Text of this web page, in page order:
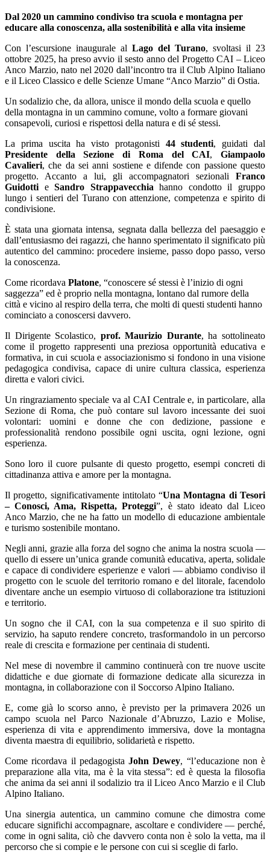
Dal 2020 un cammino condiviso tra scuola e montagna per
educare alla conoscenza, alla sostenibilità e alla vita insieme
Con l’escursione inaugurale al Lago del Turano, svoltasi il 23
ottobre 2025, ha preso avvio il sesto anno del Progetto CAI – Liceo
Anco Marzio, nato nel 2020 dall’incontro tra il Club Alpino Italiano
e il Liceo Classico e delle Scienze Umane “Anco Marzio” di Ostia.
Un sodalizio che, da allora, unisce il mondo della scuola e quello
della montagna in un cammino comune, volto a formare giovani
consapevoli, curiosi e rispettosi della natura e di sé stessi.
La prima uscita ha visto protagonisti 44 studenti, guidati dal
Presidente della Sezione di Roma del CAI,Giampaolo
Cavalieri, che da sei anni sostiene e difende con passione questo
progetto. Accanto a lui, gli accompagnatori sezionali Franco
Guidotti eSandro Strappavecchia hanno condotto il gruppo
lungo i sentieri del Turano con attenzione, competenza e spirito di
condivisione.
È stata una giornata intensa, segnata dalla bellezza del paesaggio e
dall’entusiasmo dei ragazzi, che hanno sperimentato il significato più
autentico del cammino: procedere insieme, passo dopo passo, verso
la conoscenza.
Come ricordava Platone, “conoscere sé stessi è l’inizio di ogni
saggezza” ed è proprio nella montagna, lontano dal rumore della
città e vicino al respiro della terra, che molti di questi studenti hanno
cominciato a conoscersi davvero.
Il Dirigente Scolastico, prof. Maurizio Durante, ha sottolineato
come il progetto rappresenti una preziosa opportunità educativa e
formativa, in cui scuola e associazionismo si fondono in una visione
pedagogica condivisa, capace di unire cultura classica, esperienza
diretta e valori civici.
Un ringraziamento speciale va al CAI Centrale e, in particolare, alla
Sezione di Roma, che può contare sul lavoro incessante dei suoi
volontari: uomini e donne che con dedizione, passione e
professionalità rendono possibile ogni uscita, ogni lezione, ogni
esperienza.
Sono loro il cuore pulsante di questo progetto, esempi concreti di
cittadinanza attiva e amore per la montagna.
Il progetto, significativamente intitolato “Una Montagna di Tesori
– Conosci, Ama, Rispetta, Proteggi”, è stato ideato dal Liceo
Anco Marzio, che ne ha fatto un modello di educazione ambientale
e turismo sostenibile montano.
Negli anni, grazie alla forza del sogno che anima la nostra scuola —
quello di essere un’unica grande comunità educativa, aperta, solidale
e capace di condividere esperienze e valori — abbiamo condiviso il
progetto con le scuole del territorio romano e del litorale, facendolo
diventare anche un esempio virtuoso di collaborazione tra istituzioni
e territorio.
Un sogno che il CAI, con la sua competenza e il suo spirito di
servizio, ha saputo rendere concreto, trasformandolo in un percorso
reale di crescita e formazione per centinaia di studenti.
Nel mese di novembre il cammino continuerà con tre nuove uscite
didattiche e due giornate di formazione dedicate alla sicurezza in
montagna, in collaborazione con il Soccorso Alpino Italiano.
E, come già lo scorso anno, è previsto per la primavera 2026 un
campo scuola nel Parco Nazionale d’Abruzzo, Lazio e Molise,
esperienza di vita e apprendimento immersiva, dove la montagna
diventa maestra di equilibrio, solidarietà e rispetto.
Come ricordava il pedagogista John Dewey, “l’educazione non è
preparazione alla vita, ma è la vita stessa”: ed è questa la filosofia
che anima da sei anni il sodalizio tra il Liceo Anco Marzio e il Club
Alpino Italiano.
Una sinergia autentica, un cammino comune che dimostra come
educare significhi accompagnare, ascoltare e condividere — perché,
come in ogni salita, ciò che davvero conta non è solo la vetta, ma il
percorso che si compie e le persone con cui si sceglie di farlo.